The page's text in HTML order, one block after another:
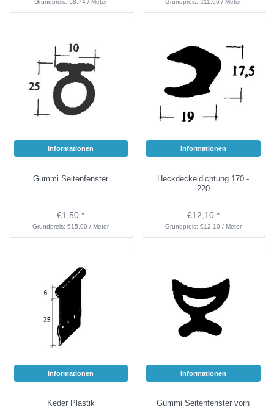
Grundpreis: €8,74 / Meter Grundpreis: €11,66 / Meter
Informationen
Gummi Seitenfenster
€1,50 *
Grundpreis: €15,00 / Meter
Informationen
Heckdeckeldichtung 170 -
220
€12,10 *
Grundpreis: €12,10 / Meter
Informationen
Keder Plastik
Informationen
Gummi Seitenfenster vorn